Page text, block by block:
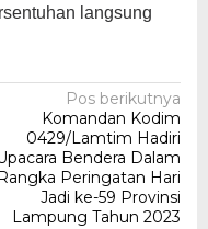
langsung
Pos berikutnya
Komandan Kodim
0429/Lamtim Hadiri
Bendera Dalam
Rangka Peringatan Hari
Jadi ke-59 Provinsi
Lampung Tahun 2023